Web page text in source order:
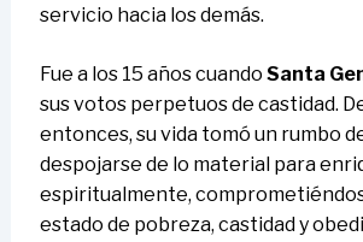
servicio hacia los demás.
Fue a los 15 años cuando Santa
sus votos perpetuos de castidad.
entonces, su vida tomó un rumbo
despojarse de lo material para
espiritualmente,
estado de pobreza, castidad y